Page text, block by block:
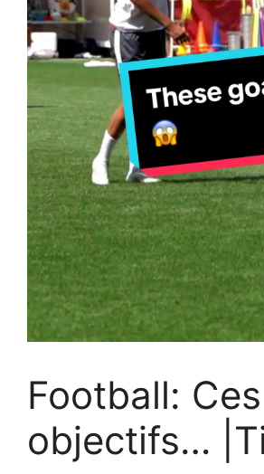
Football: Ces
objectifs…